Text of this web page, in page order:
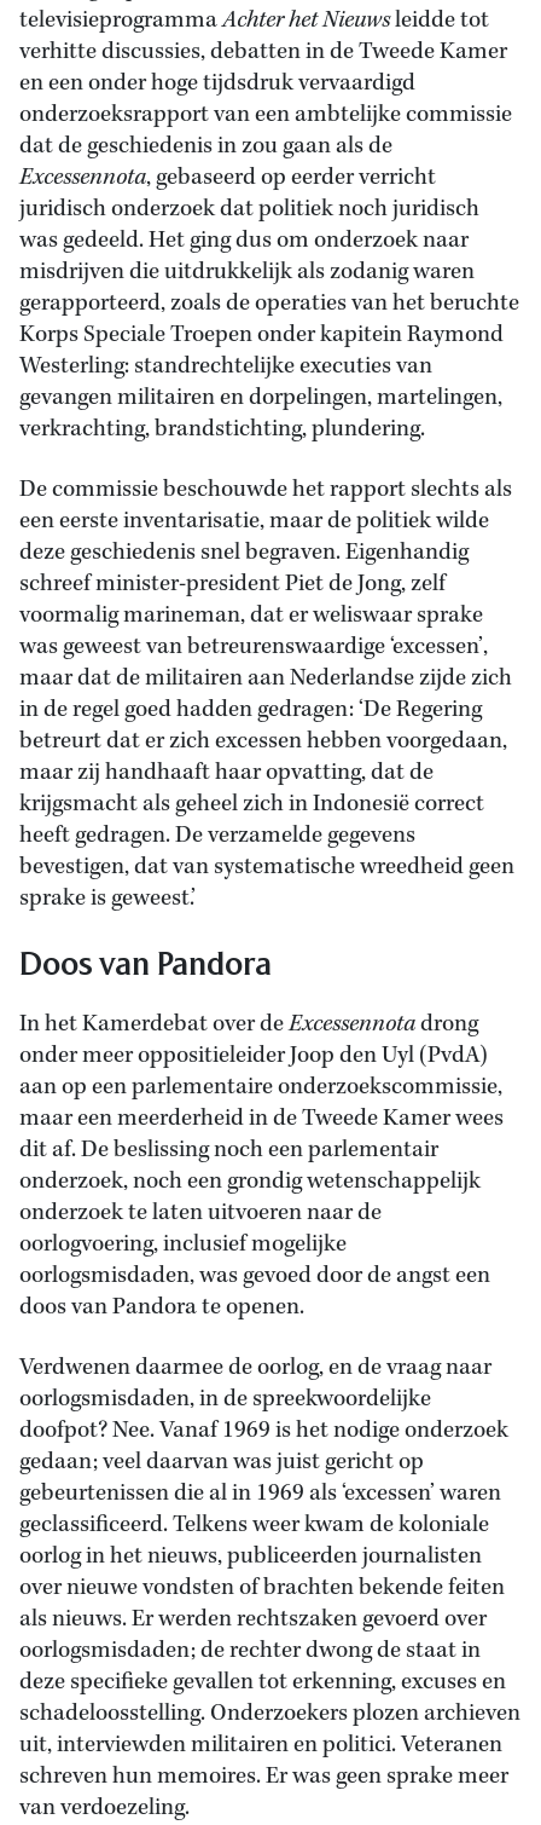
televisieprogrammaAchter het Nieuwsleidde tot
verhitte discussies, debatten in de Tweede Kamer
en een onder hoge tijdsdruk vervaardigd
onderzoeksrapport van een ambtelijke commissie
dat de geschiedenis in zou gaan als de
Excessennota, gebaseerd op eerder verricht
juridisch onderzoek dat politiek noch juridisch
was gedeeld. Het ging dus om onderzoek naar
misdrijven die uitdrukkelijk als zodanig waren
gerapporteerd, zoals de operaties van het beruchte
Korps Speciale Troepen onder kapitein Raymond
Westerling: standrechtelijke executies van
gevangen militairen en dorpelingen, martelingen,
verkrachting, brandstichting, plundering.
De commissie beschouwde het rapport slechts als
een eerste inventarisatie, maar de politiek wilde
deze geschiedenis snel begraven. Eigenhandig
schreef minister-president Piet de Jong, zelf
voormalig marineman, dat er weliswaar sprake
was geweest van betreurenswaardige ‘excessen’,
maar dat de militairen aan Nederlandse zijde zich
in de regel goed hadden gedragen: ‘De Regering
betreurt dat er zich excessen hebben voorgedaan,
maar zij handhaaft haar opvatting, dat de
krijgsmacht als geheel zich in Indonesië correct
heeft gedragen. De verzamelde gegevens
bevestigen, dat van systematische wreedheid geen
sprake is geweest.’
Doos van Pandora
In het Kamerdebat over deExcessennotadrong
onder meer oppositieleider Joop den Uyl (PvdA)
aan op een parlementaire onderzoekscommissie,
maar een meerderheid in de Tweede Kamer wees
dit af. De beslissing noch een parlementair
onderzoek, noch een grondig wetenschappelijk
onderzoek te laten uitvoeren naar de
oorlogvoering, inclusief mogelijke
oorlogsmisdaden, was gevoed door de angst een
doos van Pandora te openen.
Verdwenen daarmee de oorlog, en de vraag naar
oorlogsmisdaden, in de spreekwoordelijke
doofpot? Nee. Vanaf 1969 is het nodige onderzoek
gedaan; veel daarvan was juist gericht op
gebeurtenissen die al in 1969 als ‘excessen’ waren
geclassificeerd. Telkens weer kwam de koloniale
oorlog in het nieuws, publiceerden journalisten
over nieuwe vondsten of brachten bekende feiten
als nieuws. Er werden rechtszaken gevoerd over
oorlogsmisdaden; de rechter dwong de staat in
deze specifieke gevallen tot erkenning, excuses en
schadeloosstelling. Onderzoekers plozen archieven
uit, interviewden militairen en politici. Veteranen
schreven hun memoires. Er was geen sprake meer
van verdoezeling.